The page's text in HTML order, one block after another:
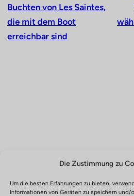
Die Zustimmung zu
Um die besten Erfahrungen zu bieten,
Informationen von Geräten zu speichern und/
Buchten von Les Saintes,
die mit dem Boot
erreichbar sind